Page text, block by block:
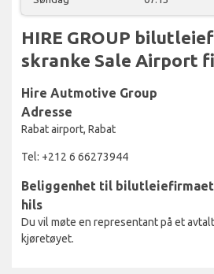
HIRE GROUP
skranke Sale Airport
Hire Autmotive Group
Adresse
Rabat airport, Rabat
Tel: +212 6 66273944
Beliggenhet til
hils
Du vil møte en representant på et
kjøretøyet.